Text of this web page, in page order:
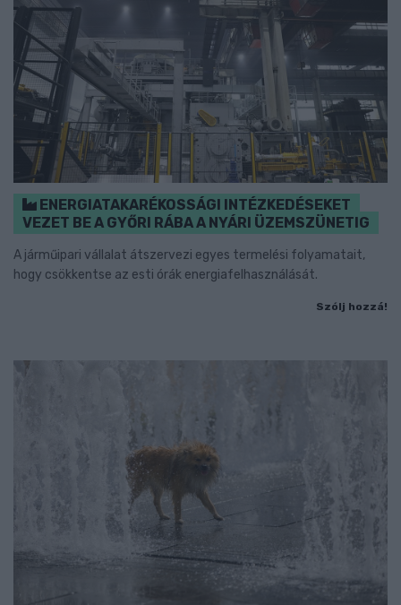
ENERGIATAKARÉKOSSÁGI INTÉZKEDÉSEKET
VEZET BE A GYŐRI RÁBA A NYÁRI ÜZEMSZÜNETIG
A járműipari vállalat átszervezi egyes termelési folyamatait,
hogy csökkentse az esti órák energiafelhasználását.
Szólj hozzá!